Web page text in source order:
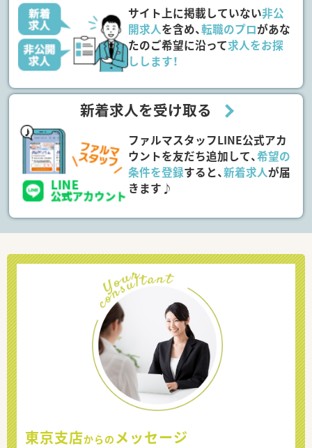
サイト上に掲載していない非公
開求人を含め、転職のプロがあな
たのご希望に沿って求人をお探
しします！
新着求人を受け取る
ファルマスタッフLINE公式アカ
ウントを友だち追加して、希望の
条件を登録すると、新着求人が届
きます♪
東京支店からの メッセージ